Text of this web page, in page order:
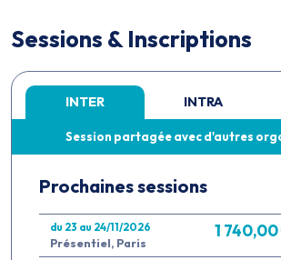
Sessions & Inscriptions
INTER INTRA
Session partagée avec d'autres
Prochaines sessions
du 23 au 24/11/2026
Présentiel, Paris
1